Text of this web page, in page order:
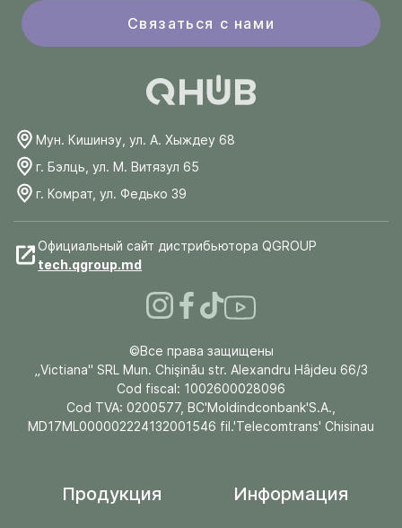
Связаться с нами
Мун. Кишинэу, ул. А. Хыждеу 68
г. Бэлць, ул. М. Витязул 65
г. Комрат, ул. Федько 39
Официальный сайт дистрибьютора QGROUP
tech.qgroup.md
©Все права защищены
„Victiana" SRL Mun. Chişinău str. Alexandru Hâjdeu 66/3
Cod fiscal: 1002600028096
Cod TVA: 0200577, BC'Moldindconbank'S.A.,
MD17ML000002224132001546 fil.'Telecomtrans' Chisinau
Продукция Информация